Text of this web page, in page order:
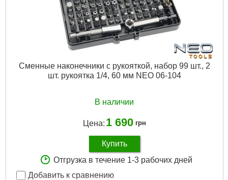
Сменные наконечники с рукояткой, набор 99 шт., 2
шт. рукоятка 1/4, 60 мм NEO 06-104
В наличии
Цена: 1 690 грн
Купить
Отгрузка в течение 1-3 рабочих дней
Добавить к сравнению